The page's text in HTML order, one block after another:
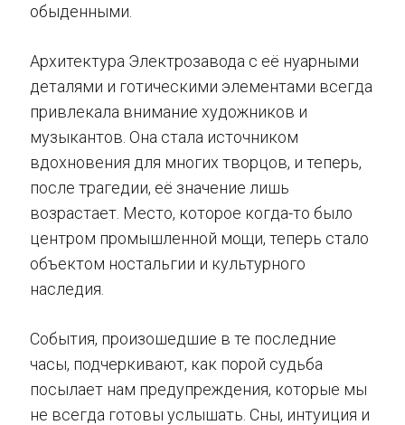
обыденными.
Архитектура Электрозавода с её нуарными
деталями и готическими элементами всегда
привлекала внимание художников и
музыкантов. Она стала источником
вдохновения для многих творцов, и теперь,
после трагедии, её значение лишь
возрастает. Место, которое когда-то было
центром промышленной мощи, теперь стало
объектом ностальгии и культурного
наследия.
События, произошедшие в те последние
часы, подчеркивают, как порой судьба
посылает нам предупреждения, которые мы
не всегда готовы услышать. Сны, интуиция и